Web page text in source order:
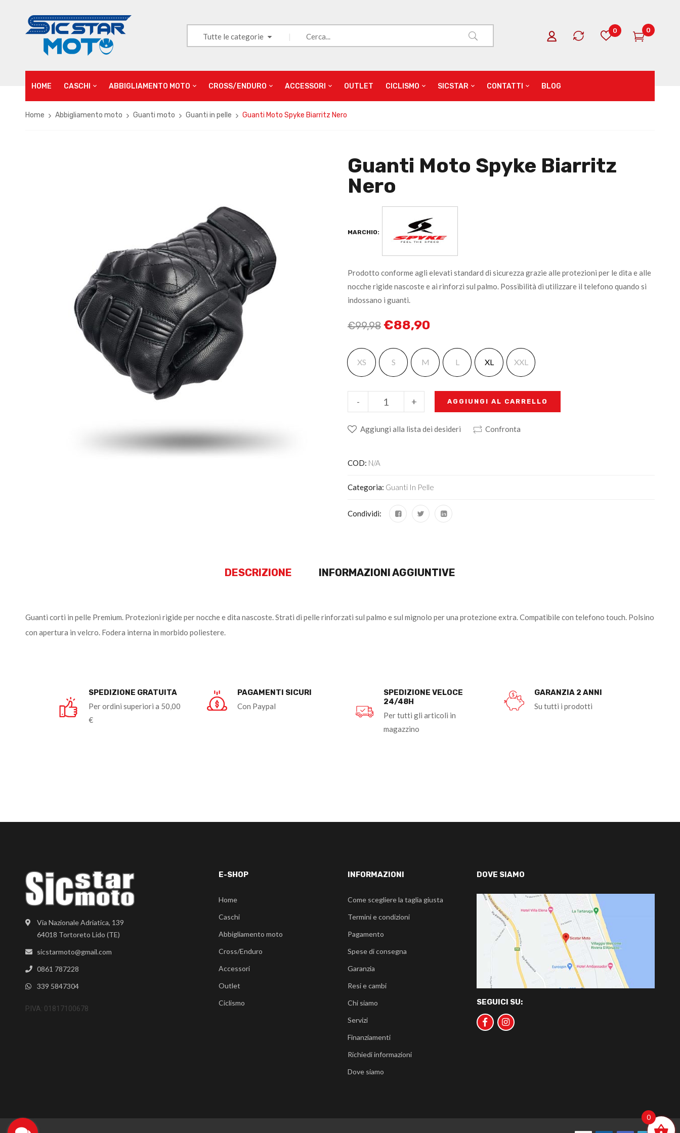
Tutte le categorie
0 0
HOME CASCHI ABBIGLIAMENTO MOTO CROSS/ENDURO ACCESSORI OUTLET CICLISMO SICSTAR CONTATTI BLOG
Home Abbigliamento moto Guanti moto Guanti in pelle Guanti Moto Spyke Biarritz Nero
Guanti Moto Spyke Biarritz
Nero
MARCHIO:
Prodotto conforme agli elevati standard di sicurezza grazie alle protezioni per le dita e alle
nocche rigide nascoste e ai rinforzi sul palmo. Possibilità di utilizzare il telefono quando si
indossano i guanti.
€99,98 €88,90
XS S M L XL XXL
+
- AGGIUNGI AL CARRELLO
Aggiungi alla lista dei desideri Confronta
COD: N/A
Categoria: Guanti In Pelle
Condividi:
DESCRIZIONE INFORMAZIONI AGGIUNTIVE
Guanti corti in pelle Premium. Protezioni rigide per nocche e dita nascoste. Strati di pelle rinforzati sul palmo e sul mignolo per una protezione extra. Compatibile con telefono touch. Polsino
con apertura in velcro. Fodera interna in morbido poliestere.
SPEDIZIONE GRATUITA
Per ordini superiori a 50,00
€
PAGAMENTI SICURI
Con Paypal
SPEDIZIONE VELOCE
24/48H
Per tutti gli articoli in
magazzino
GARANZIA 2 ANNI
Su tutti i prodotti
Via Nazionale Adriatica, 139
64018 Tortoreto Lido (TE)
sicstarmoto@gmail.com
0861 787228
339 5847304
P.IVA: 01817100678
E-SHOP
Home
Caschi
Abbigliamento moto
Cross/Enduro
Accessori
Outlet
Ciclismo
INFORMAZIONI
Come scegliere la taglia giusta
Termini e condizioni
Pagamento
Spese di consegna
Garanzia
Resi e cambi
Chi siamo
Servizi
Finanziamenti
Richiedi informazioni
Dove siamo
DOVE SIAMO
SEGUICI SU:
0